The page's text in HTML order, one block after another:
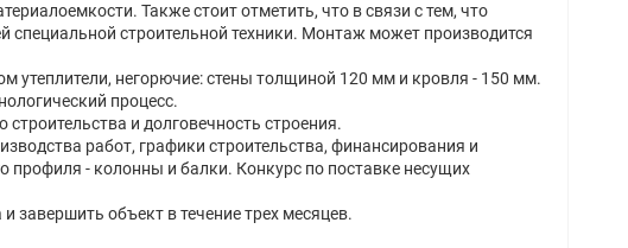
Также стоит отметить, что в связи с тем, что
специальной строительной техники. Монтаж может производится
негорючие: стены толщиной 120 мм и кровля - 150 мм.
процесс.
и долговечность строения.
работ, графики строительства, финансирования и
профиля - колонны и балки. Конкурс по поставке несущих
завершить объект в течение трех месяцев.